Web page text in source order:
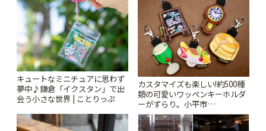
キュートなミニチュアに思わず
夢中♪鎌倉「イクスタン」で出
会う小さな世界 | ことりっぷ
カスタマイズも楽しい!約500種
類の可愛いワッペンキーホルダ
ーがずらり。小平市
「Kimamaya T&K」 | ことりっ
ぷ